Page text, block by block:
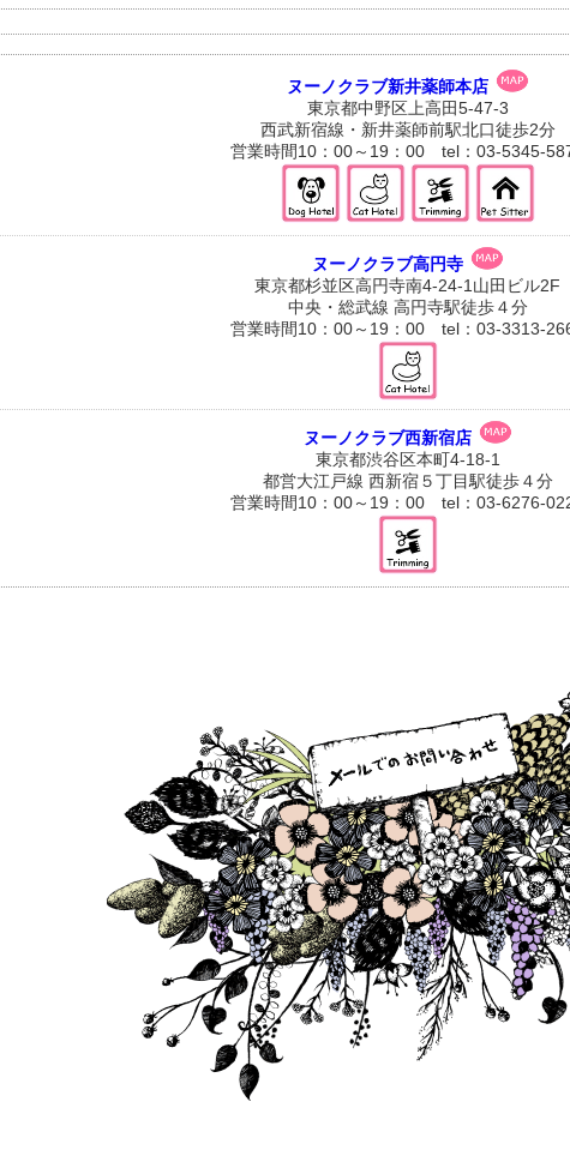
ヌーノクラブ新井薬師本店
東京都中野区上高田5-47-3
西武新宿線・新井薬師前駅北口徒歩2分
営業時間10：00～19：00 tel：03-5345-
ヌーノクラブ高円寺
東京都杉並区高円寺南4-24-1山田ビル2F
中央・総武線 高円寺駅徒歩４分
営業時間10：00～19：00 tel：03-3313-
ヌーノクラブ西新宿店
東京都渋谷区本町4-18-1
都営大江戸線 西新宿５丁目駅徒歩４分
営業時間10：00～19：00 tel：03-6276-